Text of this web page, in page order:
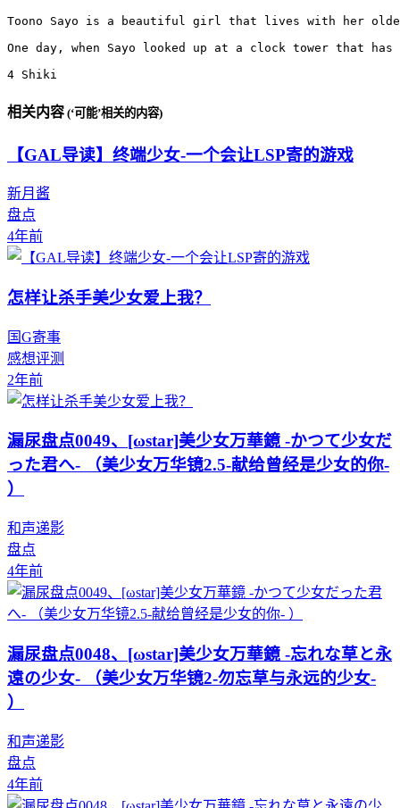
Toono Sayo is a beautiful girl that lives with her
One day, when Sayo looked up at a clock tower that
4 Shiki
相关内容 (‘可能’相关的内容)
【GAL导读】终端少女-一个会让LSP寄的游戏
新月酱
盘点
4年前
怎样让杀手美少女爱上我？
国G寄事
感想评测
2年前
漏尿盘点0049、[ωstar]美少女万華鏡 -かつて少女だ
った君へ- （美少女万华镜2.5-献给曾经是少女的你-
）
和声递影
盘点
4年前
漏尿盘点0048、[ωstar]美少女万華鏡 -忘れな草と永
遠の少女- （美少女万华镜2-勿忘草与永远的少女-
）
和声递影
盘点
4年前